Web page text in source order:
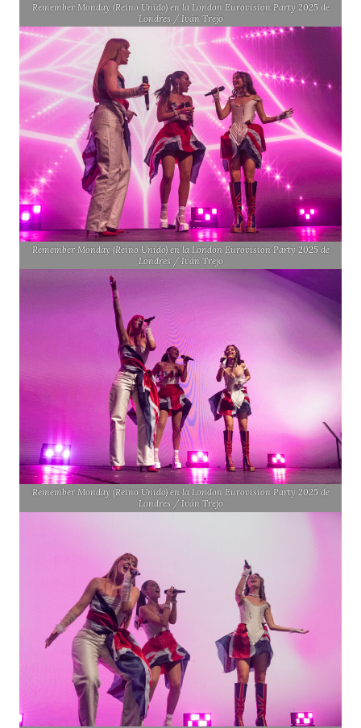
Remember Monday (Reino Unido) en la London Eurovision Party 2025 de
Londres / Iván Trejo
Remember Monday (Reino Unido) en la London Eurovision Party 2025 de
Londres / Iván Trejo
Remember Monday (Reino Unido) en la London Eurovision Party 2025 de
Londres / Iván Trejo